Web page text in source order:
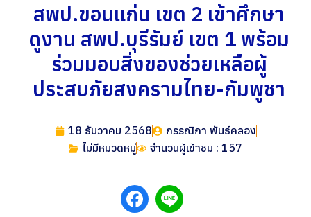
สพป.ขอนแก่น เขต 2 เข้าศึกษา
ดูงาน สพป.บุรีรัมย์ เขต 1 พร้อม
ร่วมมอบสิ่งของช่วยเหลือผู้
ประสบภัยสงครามไทย-กัมพูชา
18 ธันวาคม 2568
กรรณิกา พันธ์คลอง
ไม่มีหมวดหมู่
จำนวนผู้เข้าชม : 157